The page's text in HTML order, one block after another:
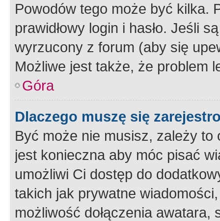
Powodów tego może być kilka.
prawidłowy login i hasło. Jeśli
wyrzucony z forum (aby się
Możliwe jest także, że problem
Góra
Dlaczego muszę się
Być może nie musisz, zależy
jest konieczna aby móc pisać
umożliwi Ci dostęp do
takich jak prywatne
możliwość dołączenia